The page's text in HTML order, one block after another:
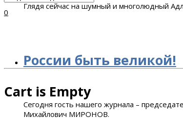
0
Cart is Empty
Глядя сейчас на шумный и многолюдный
России быть великой!
Сегодня гость нашего журнала –
Михайлович МИРОНОВ.